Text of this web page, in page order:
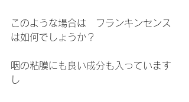
このような場合は　フランキンセンス
は如何でしょうか？
咽の粘膜にも良い成分も入っています
し